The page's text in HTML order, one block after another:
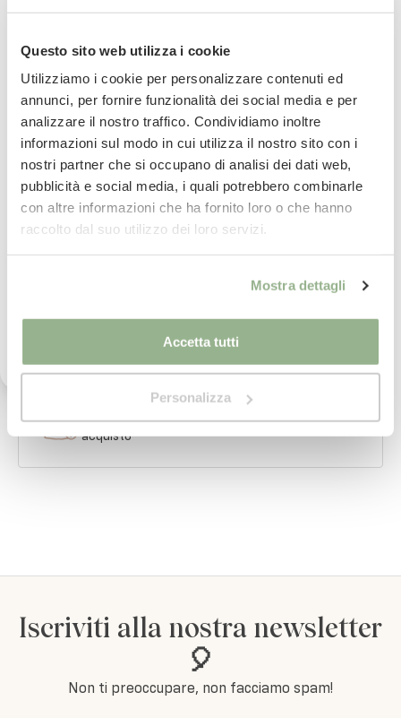
Questo sito web utilizza i cookie
Utilizziamo i cookie per personalizzare contenuti ed
annunci, per fornire funzionalità dei social media e per
analizzare il nostro traffico. Condividiamo inoltre
informazioni sul modo in cui utilizza il nostro sito con i
nostri partner che si occupano di analisi dei dati web,
pubblicità e social media, i quali potrebbero combinarle
con altre informazioni che ha fornito loro o che hanno
raccolto dal suo utilizzo dei loro servizi.
Mostra dettagli
Accetta tutti
Personalizza
Viso: 60×110 cm
Ospite: 60×38 cm
Consegna in 24/48 ore.
Per saperne di più
Pagain comode rate con
sicuro al 100%
Pietro ed il suo teamti assistono nel tuo
acquisto
Iscriviti alla nostra newsletter
🎈
Non ti preoccupare, non facciamo spam!
Ricevi uno sconto del 10% sul
tuo prossimo ordine
Iscriviti subito alla nostra newsletter
La tua email
Iscrivimi
vostra Privacy Policy ed acconsento al
comunicazioni tramite newsletter.